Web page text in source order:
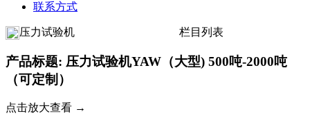
联系方式
压力试验机 栏目列表
产品标题: 压力试验机YAW（大型) 500吨-2000吨
（可定制）
点击放大查看 →